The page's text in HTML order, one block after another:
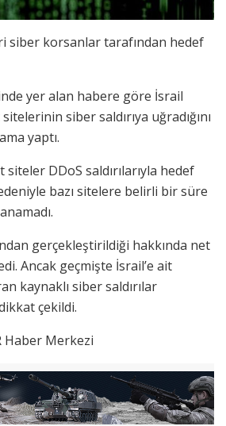
siber korsanlar tarafından hedef
yer alan habere göre İsrail
siber saldırıya uğradığını
yaptı.
DDoS saldırılarıyla hedef
bazı sitelere belirli bir süre
gerçekleştirildiği hakkında net
Ancak geçmişte İsrail’e ait
kaynaklı siber saldırılar
çekildi.
Haber Merkezi